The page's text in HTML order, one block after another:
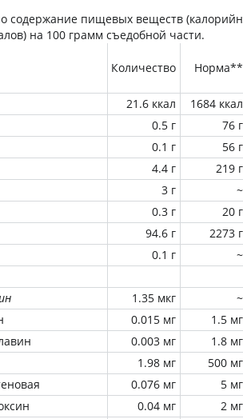
содержание пищевых веществ
на 100 грамм съедобной части.
Количество Норма**
21.6 ккал 1684 ккал
0.5 г 76 г
0.1 г 56 г
4.4 г 219 г
3 г
~
0.3 г 20 г
94.6 г 2273 г
0.1 г ~
1.35 мкг
~
0.015 мг 1.5 мг
0.003 мг 1.8 мг
1.98 мг 500 мг
0.076 мг 5 мг
0.04 мг 2 мг